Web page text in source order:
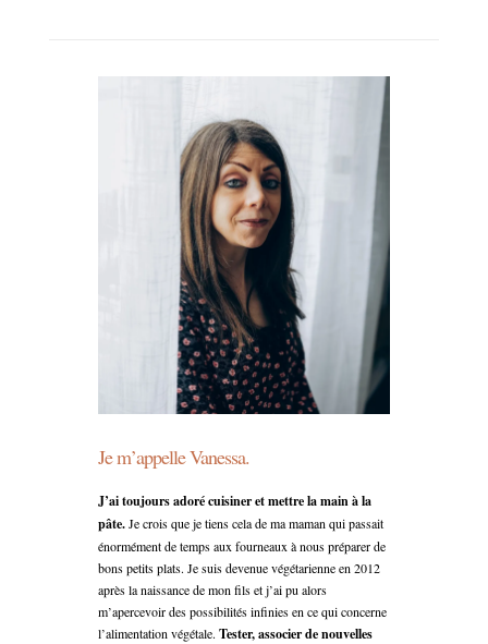
Je m’appelle Vanessa.
J’ai toujours adoré cuisiner et mettre la main à la
pâte.Je crois que je tiens cela de ma maman qui passait
énormément de temps aux fourneaux à nous préparer de
bons petits plats. Je suis devenue végétarienne en 2012
après la naissance de mon fils et j’ai pu alors
m’apercevoir des possibilités infinies en ce qui concerne
l’alimentation végétale. Tester, associer de nouvelles